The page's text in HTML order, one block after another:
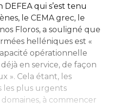
DEFEA qui s’est tenu
le CEMA grec, le
Floros, a souligné que
helléniques est «
opérationnelle
en service, de façon
». Cela étant, les
les plus urgents
à commencer